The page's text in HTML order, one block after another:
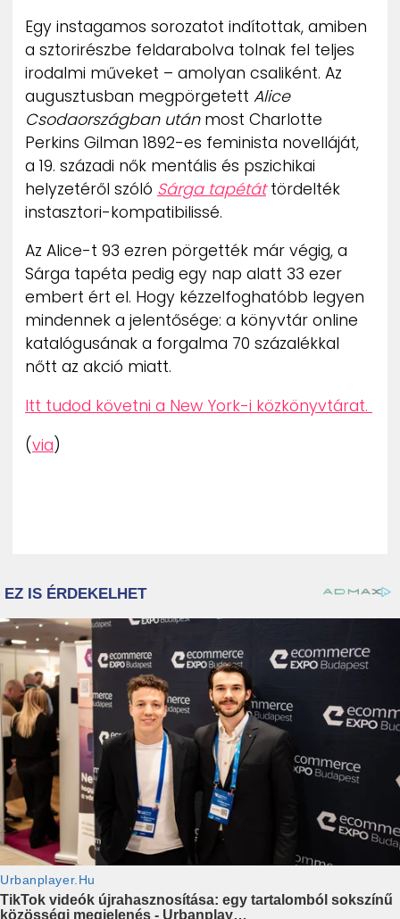
Egy instagamos sorozatot indítottak, amiben
a sztorirészbe feldarabolva tolnak fel teljes
irodalmi műveket – amolyan csaliként. Az
augusztusban megpörgetett Alice
Csodaországban utánmost Charlotte
Perkins Gilman 1892-es feminista novelláját,
a 19. századi nők mentális és pszichikai
helyzetéről szóló Sárga tapétát tördelték
instasztori-kompatibilissé.
Az Alice-t 93 ezren pörgették már végig, a
Sárga tapéta pedig egy nap alatt 33 ezer
embert ért el. Hogy kézzelfoghatóbb legyen
mindennek a jelentősége: a könyvtár online
katalógusának a forgalma 70 százalékkal
nőtt az akció miatt.
Itt tudod követni a New York-i közkönyvtárat.
(via)